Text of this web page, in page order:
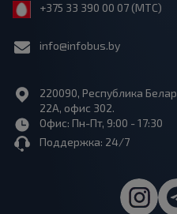
+375 33 390 00 07 (МТС)
info@infobus.by
220090, Республика
22А, офис 302.
Офис: Пн-Пт, 9:00 - 17:30
Поддержка: 24/7